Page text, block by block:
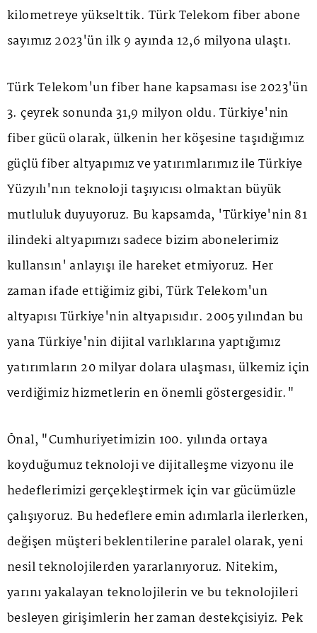
kilometreye yükselttik. Türk Telekom fiber abone
sayımız 2023'ün ilk 9 ayında 12,6 milyona ulaştı.
Türk Telekom'un fiber hane kapsaması ise 2023'ün
3. çeyrek sonunda 31,9 milyon oldu. Türkiye'nin
fiber gücü olarak, ülkenin her köşesine taşıdığımız
güçlü fiber altyapımız ve yatırımlarımız ile Türkiye
Yüzyılı'nın teknoloji taşıyıcısı olmaktan büyük
mutluluk duyuyoruz. Bu kapsamda, 'Türkiye'nin 81
ilindeki altyapımızı sadece bizim abonelerimiz
kullansın' anlayışı ile hareket etmiyoruz. Her
zaman ifade ettiğimiz gibi, Türk Telekom'un
altyapısı Türkiye'nin altyapısıdır. 2005 yılından bu
yana Türkiye'nin dijital varlıklarına yaptığımız
yatırımların 20 milyar dolara ulaşması, ülkemiz için
verdiğimiz hizmetlerin en önemli göstergesidir."
Önal, "Cumhuriyetimizin 100. yılında ortaya
koyduğumuz teknoloji ve dijitalleşme vizyonu ile
hedeflerimizi gerçekleştirmek için var gücümüzle
çalışıyoruz. Bu hedeflere emin adımlarla ilerlerken,
değişen müşteri beklentilerine paralel olarak, yeni
nesil teknolojilerden yararlanıyoruz. Nitekim,
yarını yakalayan teknolojilerin ve bu teknolojileri
besleyen girişimlerin her zaman destekçisiyiz. Pek